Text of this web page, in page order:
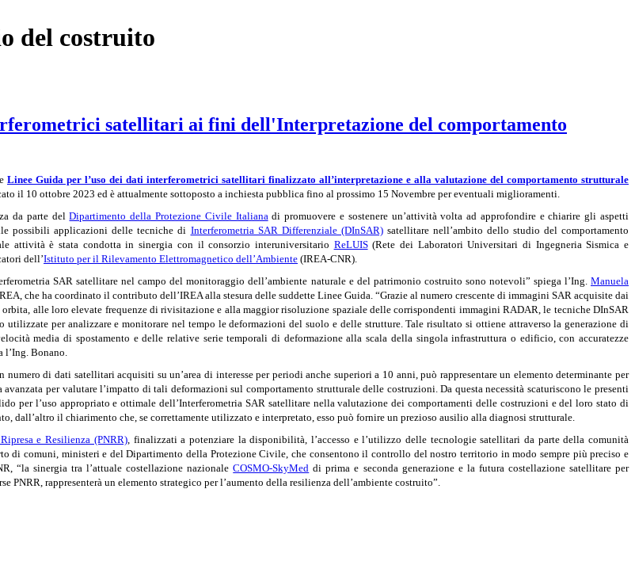
del costruito
satellitari ai fini dell'Interpretazione del comportamento
Linee Guida per l’uso dei dati interferometrici satellitari finalizzato all’interpretazione e alla valutazione del comportamento strutturale
il 10 ottobre 2023 ed è attualmente sottoposto a inchiesta pubblica fino al prossimo 15 Novembre per eventuali miglioramenti.
da parte delDipartimento della Protezione Civile Italiana di promuovere e sostenere un’attività volta ad approfondire e chiarire gli aspetti
possibili applicazioni delle tecniche di Interferometria SAR Differenziale (DInSAR)satellitare nell’ambito dello studio del comportamento
attività è stata condotta in sinergia con il consorzio interuniversitario ReLUIS(Rete dei Laboratori Universitari di Ingegneria Sismica e
dell’Istituto per il Rilevamento Elettromagnetico dell’Ambiente (IREA-CNR).
SAR satellitare nel campo del monitoraggio dell’ambiente naturale e del patrimonio costruito sono notevoli” spiega l’Ing. Manuela
che ha coordinato il contributo dell’IREA alla stesura delle suddette Linee Guida. “Grazie al numero crescente di immagini SAR acquisite dai
alle loro elevate frequenze di rivisitazione e alla maggior risoluzione spaziale delle corrispondenti immagini RADAR, le tecniche DInSAR
utilizzate per analizzare e monitorare nel tempo le deformazioni del suolo e delle strutture. Tale risultato si ottiene attraverso la generazione di
media di spostamento e delle relative serie temporali di deformazione alla scala della singola infrastruttura o edificio, con accuratezze
Bonano.
di dati satellitari acquisiti su un’area di interesse per periodi anche superiori a 10 anni, può rappresentare un elemento determinante per
per valutare l’impatto di tali deformazioni sul comportamento strutturale delle costruzioni. Da questa necessità scaturiscono le presenti
per l’uso appropriato e ottimale dell’Interferometria SAR satellitare nella valutazione dei comportamenti delle costruzioni e del loro stato di
dall’altro il chiarimento che, se correttamente utilizzato e interpretato, esso può fornire un prezioso ausilio alla diagnosi strutturale.
e Resilienza (PNRR), finalizzati a potenziare la disponibilità, l’accesso e l’utilizzo delle tecnologie satellitari da parte della comunità
comuni, ministeri e del Dipartimento della Protezione Civile, che consentono il controllo del nostro territorio in modo sempre più preciso e
“la sinergia tra l’attuale costellazione nazionaleCOSMO-SkyMed di prima e seconda generazione e la futura costellazione satellitare per
PNRR, rappresenterà un elemento strategico per l’aumento della resilienza dell’ambiente costruito”.